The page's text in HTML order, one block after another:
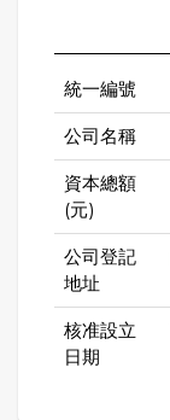
統一編號
公司名稱
資本總額
(元)
公司登記
地址
核准設立
日期